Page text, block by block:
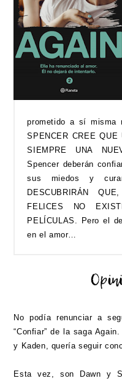
prometido a sí misma
SPENCER CREE QUE
SIEMPRE UNA
Spencer deberán
sus miedos y
DESCUBRIRÁN
FELICES NO
PELÍCULAS. Pero el
en el amor…
No podía renunciar a
“Confiar” de la saga
y Kaden, quería seguir
Esta vez, son Dawn y